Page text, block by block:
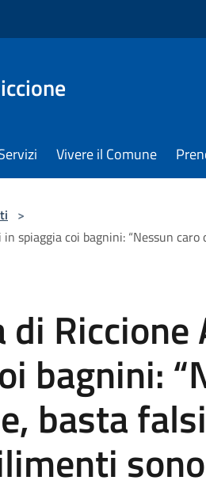
Vivere il Comune
>
in spiaggia coi bagnini: “Nessun
di
bagnini:
basta